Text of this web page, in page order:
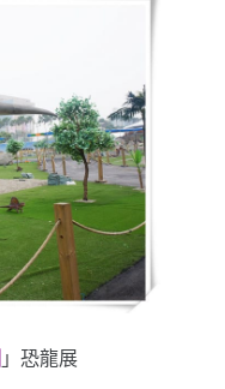
」恐龍展